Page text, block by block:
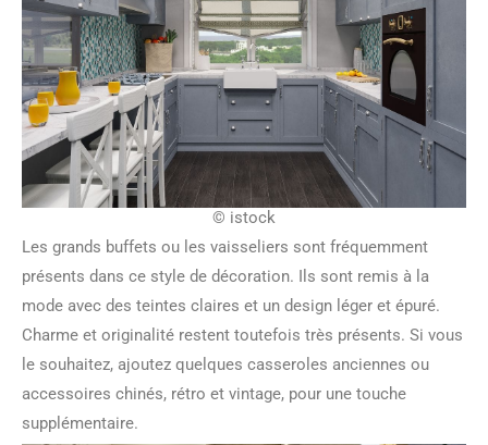
© istock
Les grands buffets ou les vaisseliers sont fréquemment
présents dans ce style de décoration. Ils sont remis à la
mode avec des teintes claires et un design léger et épuré.
Charme et originalité restent toutefois très présents. Si vous
le souhaitez, ajoutez quelques casseroles anciennes ou
accessoires chinés, rétro et vintage, pour une touche
supplémentaire.